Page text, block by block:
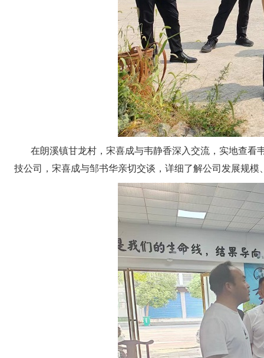
在朗溪镇甘龙村，宋喜成与韦静香深入交流，实地查
技公司，宋喜成与邹书华亲切交谈，详细了解公司发展规